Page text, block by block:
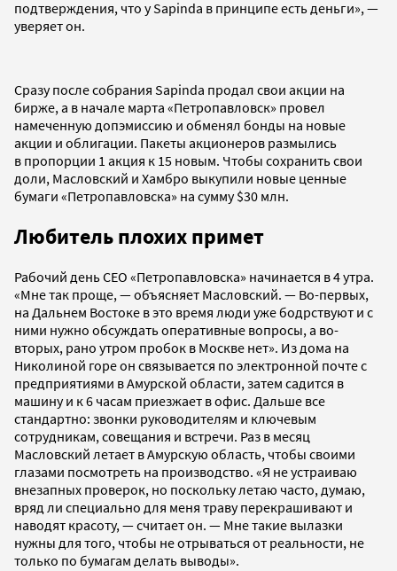
подтверждения, что у Sapinda в принципе есть деньги», —
уверяет он.
Сразу после собрания Sapinda продал свои акции на
бирже, а в начале марта «Петропавловск» провел
намеченную допэмиссию и обменял бонды на новые
акции и облигации. Пакеты акционеров размылись
в пропорции 1 акция к 15 новым. Чтобы сохранить свои
доли, Масловский и Хамбро выкупили новые ценные
бумаги «Петропавловска» на сумму $30 млн.
Любитель плохих примет
Рабочий день CEO «Петропавловска» начинается в 4 утра.
«Мне так проще, — объясняет Масловский. — Во-первых,
на Дальнем Востоке в это время люди уже бодрствуют и с
ними нужно обсуждать оперативные вопросы, а во-
вторых, рано утром пробок в Москве нет». Из дома на
Николиной горе он связывается по электронной почте с
предприятиями в Амурской области, затем садится в
машину и к 6 часам приезжает в офис. Дальше все
стандартно: звонки руководителям и ключевым
сотрудникам, совещания и встречи. Раз в месяц
Масловский летает в Амурскую область, чтобы своими
глазами посмотреть на производство. «Я не устраиваю
внезапных проверок, но поскольку летаю часто, думаю,
вряд ли специально для меня траву перекрашивают и
наводят красоту, — считает он. — Мне такие вылазки
нужны для того, чтобы не отрываться от реальности, не
только по бумагам делать выводы».